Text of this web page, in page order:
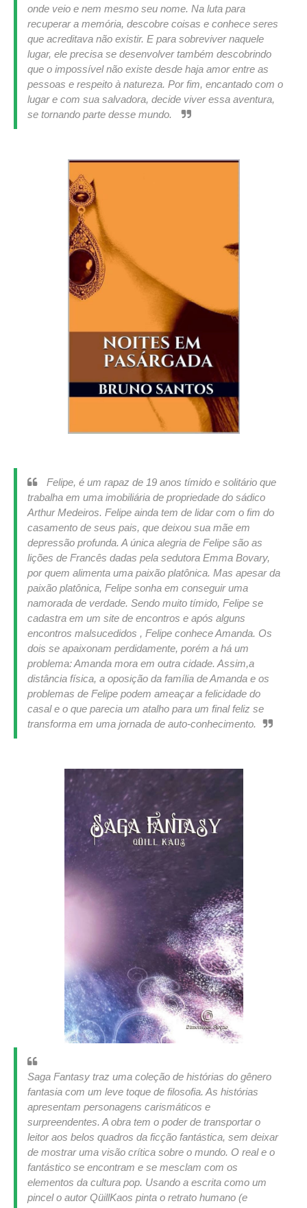
onde veio e nem mesmo seu nome. Na luta para
recuperar a memória, descobre coisas e conhece seres
que acreditava não existir. E para sobreviver naquele
lugar, ele precisa se desenvolver também descobrindo
que o impossível não existe desde haja amor entre as
pessoas e respeito à natureza. Por fim, encantado com o
lugar e com sua salvadora, decide viver essa aventura,
se tornando parte desse mundo.
Felipe, é um rapaz de 19 anos tímido e solitário que
trabalha em uma imobiliária de propriedade do sádico
Arthur Medeiros. Felipe ainda tem de lidar com o fim do
casamento de seus pais, que deixou sua mãe em
depressão profunda. A única alegria de Felipe são as
lições de Francês dadas pela sedutora Emma Bovary,
por quem alimenta uma paixão platônica. Mas apesar da
paixão platônica, Felipe sonha em conseguir uma
namorada de verdade. Sendo muito tímido, Felipe se
cadastra em um site de encontros e após alguns
encontros malsucedidos , Felipe conhece Amanda. Os
dois se apaixonam perdidamente, porém a há um
problema: Amanda mora em outra cidade. Assim,a
distância física, a oposição da família de Amanda e os
problemas de Felipe podem ameaçar a felicidade do
casal e o que parecia um atalho para um final feliz se
transforma em uma jornada de auto-conhecimento.
Saga Fantasy traz uma coleção de histórias do gênero
fantasia com um leve toque de filosofia. As histórias
apresentam personagens carismáticos e
surpreendentes. A obra tem o poder de transportar o
leitor aos belos quadros da ficção fantástica, sem deixar
de mostrar uma visão crítica sobre o mundo. O real e o
fantástico se encontram e se mesclam com os
elementos da cultura pop. Usando a escrita como um
pincel o autor QüillKaos pinta o retrato humano (e